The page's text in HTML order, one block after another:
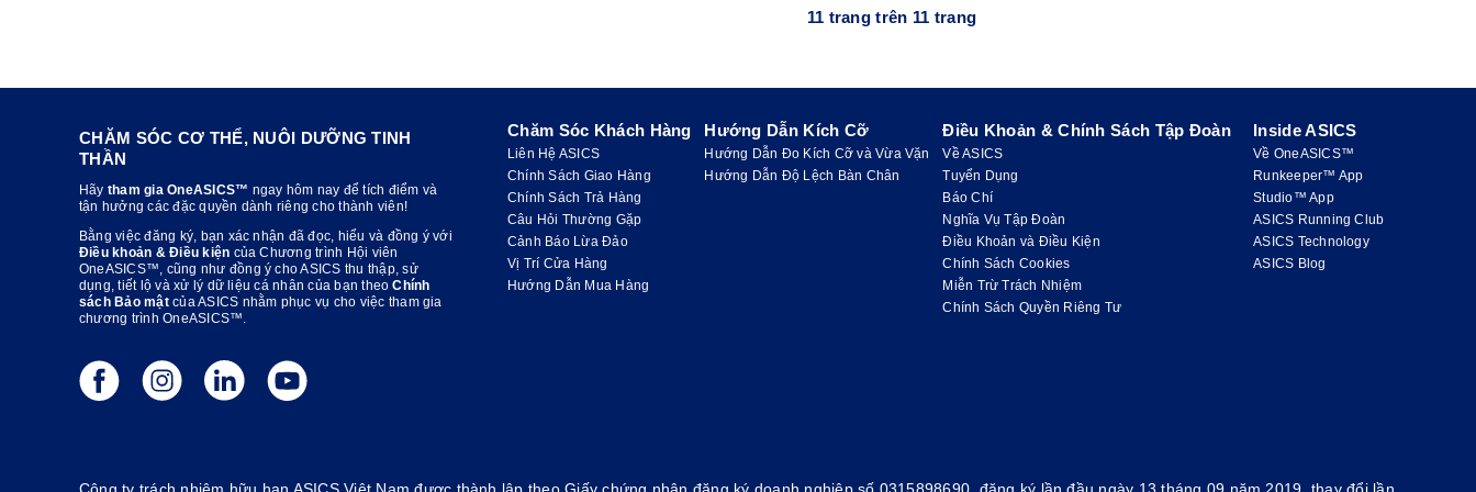
11 trang trên 11 trang
CHĂM SÓC CƠ THỂ, NUÔI DƯỠNG TINH
THẦN
Hãy tham gia OneASICS™ ngay hôm nay để tích điểm và
tận hưởng các đặc quyền dành riêng cho thành viên!
Bằng việc đăng ký, bạn xác nhận đã đọc, hiểu và đồng ý với
Điều khoản & Điều kiện của Chương trình Hội viên
OneASICS™, cũng như đồng ý cho ASICS thu thập, sử
dụng, tiết lộ và xử lý dữ liệu cá nhân của bạn theoChính
sách Bảo mậtcủa ASICS nhằm phục vụ cho việc tham gia
chương trình OneASICS™.
Chăm Sóc Khách Hàng
Liên Hệ ASICS
Chính Sách Giao Hàng
Chính Sách Trả Hàng
Câu Hỏi Thường Gặp
Cảnh Báo Lừa Đảo
Vị Trí Cửa Hàng
Hướng Dẫn Mua Hàng
Hướng Dẫn Kích Cỡ
Hướng Dẫn Đo Kích Cỡ và Vừa Vặn
Hướng Dẫn Độ Lệch Bàn Chân
Điều Khoản & Chính Sách Tập Đoàn
Về ASICS
Tuyển Dụng
Báo Chí
Nghĩa Vụ Tập Đoàn
Điều Khoản và Điều Kiện
Chính Sách Cookies
Miễn Trừ Trách Nhiệm
Chính Sách Quyền Riêng Tư
Inside ASICS
Về OneASICS™
Runkeeper™ App
Studio™ App
ASICS Running Club
ASICS Technology
ASICS Blog